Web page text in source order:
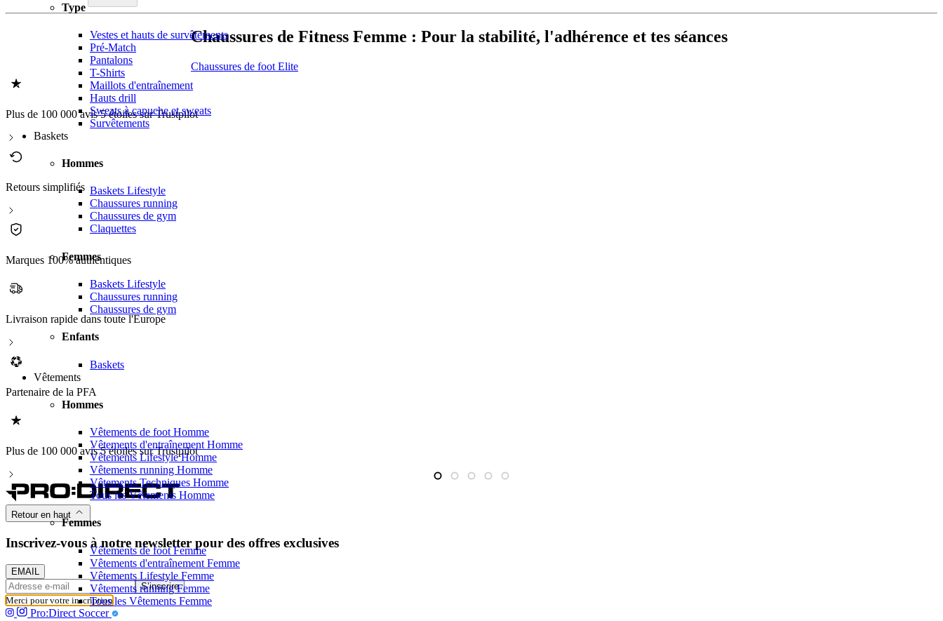
Type
Vestes et hauts de survêtements
Pré-Match
Pantalons
T-Shirts
Maillots d'entraînement
Hauts drill
Sweats à capuche et sweats
Survêtements
Baskets
Hommes
Baskets Lifestyle
Chaussures running
Chaussures de gym
Claquettes
Femmes
Baskets Lifestyle
Chaussures running
Chaussures de gym
Enfants
Baskets
Vêtements
Hommes
Vêtements de foot Homme
Vêtements d'entraînement Homme
Vêtements Lifestyle Homme
Vêtements running Homme
Vêtements Techniques Homme
Tous les Vêtements Homme
Femmes
Vêtements de foot Femme
Vêtements d'entraînement Femme
Vêtements Lifestyle Femme
Vêtements running Femme
Tous les Vêtements Femme
Chaussures de Fitness Femme : Pour la stabilité, l'adhérence et tes séances
Chaussures de foot Elite
Plus de 100 000 avis 5 étoiles sur Trustpilot
Retours simplifiés
Marques 100% authentiques
Livraison rapide dans toute l'Europe
Partenaire de la PFA
Retours simplifiés
Retour en haut
Inscrivez-vous à notre newsletter pour des offres exclusives
EMAIL
S’inscrire
Merci pour votre inscription
Pro:Direct Soccer